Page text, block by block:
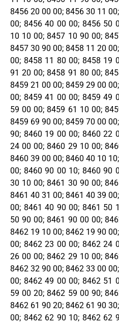
8456 20 00 00; 8456 30 11
00; 8456 40 00 00; 8456 50
10 10 00; 8457 10 90 00;
8457 30 90 00; 8458 11 20
00; 8458 11 80 00; 8458 19
91 20 00; 8458 91 80 00;
8459 21 00 00; 8459 29 00
00; 8459 41 00 00; 8459 49
59 00 00; 8459 61 10 00;
8459 69 90 00; 8459 70 00
90; 8460 19 00 00; 8460 22
24 00 00; 8460 29 10 00;
8460 39 00 00; 8460 40 10
00; 8460 90 00 10; 8460 90
30 10 00; 8461 30 90 00;
8461 40 31 00; 8461 40 39
00; 8461 40 90 00; 8461 50
50 90 00; 8461 90 00 00;
8462 19 10 00; 8462 19 90
00; 8462 23 00 00; 8462 24
26 00 00; 8462 29 10 00;
8462 32 90 00; 8462 33 00
00; 8462 49 00 00; 8462 51
59 00 20; 8462 59 00 90;
8462 61 90 20; 8462 61 90
00; 8462 62 90 10; 8462 62